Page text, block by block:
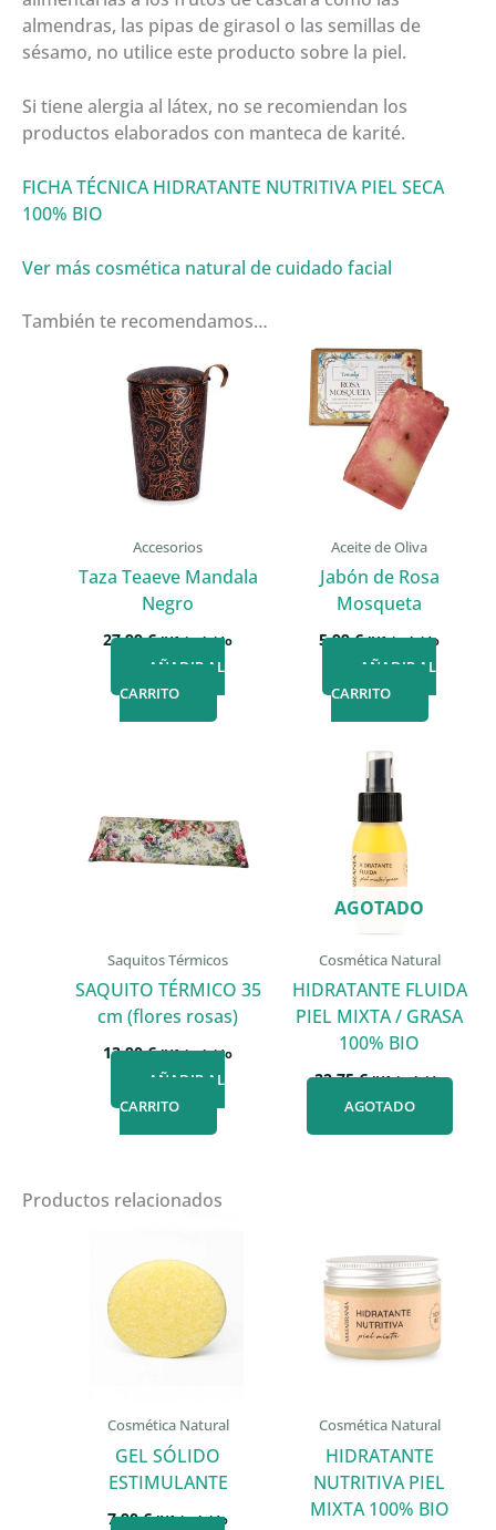
almendras, las pipas de girasol o las semillas de
sésamo, no utilice este producto sobre la piel.
Si tiene alergia al látex, no se recomiendan los
productos elaborados con manteca de karité.
FICHA TÉCNICA HIDRATANTE NUTRITIVA PIEL SECA
100% BIO
Ver más cosmética natural de cuidado facial
También te recomendamos…
Accesorios
Taza Teaeve Mandala
Negro
27,99€ IVA incluido
AÑADIR AL
CARRITO
Aceite de Oliva
Jabón de Rosa
Mosqueta
5,99€ IVA incluido
AÑADIR AL
CARRITO
Saquitos Térmicos
SAQUITO TÉRMICO 35
cm (flores rosas)
13,90€ IVA incluido
AÑADIR AL
CARRITO
AGOTADO
Cosmética Natural
HIDRATANTE FLUIDA
PIEL MIXTA / GRASA
100% BIO
22,75€ IVA incluido
AGOTADO
Productos relacionados
Cosmética Natural
GEL SÓLIDO
ESTIMULANTE
7,90€ IVA incluido
Cosmética Natural
HIDRATANTE
NUTRITIVA PIEL
MIXTA 100% BIO